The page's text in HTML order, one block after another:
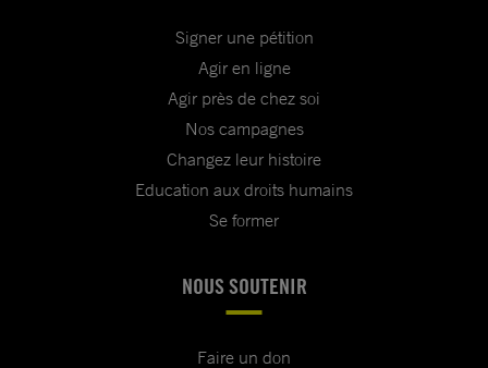
Signer une pétition
Agir en ligne
Agir près de chez soi
Nos campagnes
Changez leur histoire
Education aux droits humains
Se former
NOUS SOUTENIR
Faire un don